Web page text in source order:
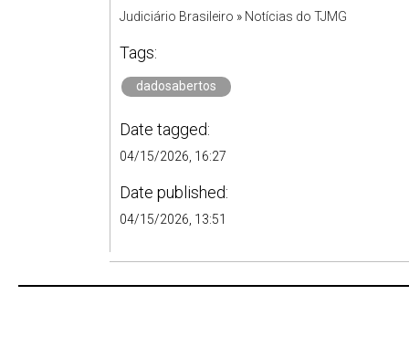
Judiciário Brasileiro » Notícias do TJMG
Tags:
dadosabertos
Date tagged:
04/15/2026, 16:27
Date published:
04/15/2026, 13:51